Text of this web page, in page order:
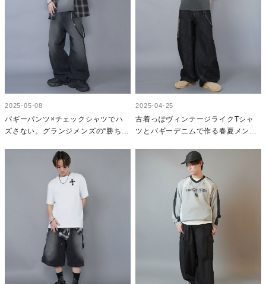
2025-05-08
バギーパンツ×チェックシャツでハ
ズさない。グランジメンズの“勝ちコ
2025-04-25
古着っぽヴィンテージライクTシャ
ツとバギーデニムで作る春夏メンズ